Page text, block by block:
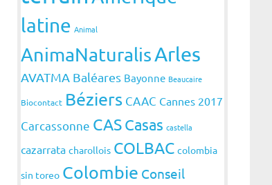
latine Animal
AnimaNaturalisArles
AVATMA Baléares Bayonne Beaucaire
Biocontact Béziers CAAC Cannes 2017
Carcassonne CASCasas castella
cazarrata charollois COLBAC colombia
sin toreo Colombie Conseil